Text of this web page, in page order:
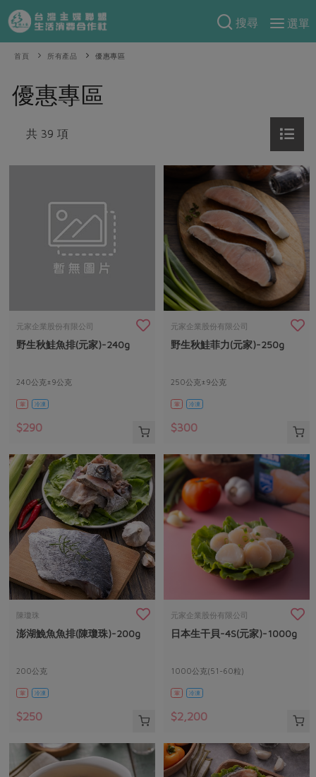
搜尋
選單
產品分類
當季蔬果
一籃菜
芽苗類
奶蛋豆・五穀
乳製品
米麵雜糧
水畜加工品
調理食材・點心
調味醬料/南北貨 烘焙
保健食品
居家好物
美妝保養 個人清潔
家庭清潔
日用品
素食專區
樂齡友善
食譜料理
料理方式
醬料
湯品．鍋物
涼拌沙拉
飲品
主題食譜
異國料理
年菜食譜
高麗菜海鮮煎餅
防災用品預購圓滿結束
2026年端午節預購圓滿結束
更多預購活動
合作25-經典快閃最後一週
合作25-精選產品第三彈
更多當季產品
議題活動
主婦聯盟X樂齡網特約優惠案
30%rPET紅烏龍茶
2024農業發展計畫年度報告
更多議題活動
把最好的台灣味帶回家！
一籃菜真心話
社內大小事 合作聯合國
產品故事 生活提案
親子食育
廚房瑜伽
減硝酸鹽
減添加物 減塑減廢
公益金 食農教育
更多議題
生活者e週報
綠主張月刊
認識合作社
員工與求才
自主把關
檢驗報告
硝酸鹽檢驗
社員權益
合作社法規
社務專區
選舉專區
媒體報導
地區活動
活動報下載
重要公告
首頁 所有產品 優惠專區
優惠專區
共 39 項
元家企業股份有限公司
野生秋鮭魚排(元家)-240g
240公克±9公克
葷 冷凍
$290
元家企業股份有限公司
野生秋鮭菲力(元家)-250g
250公克±9公克
葷 冷凍
$300
陳瓊珠
澎湖鮸魚魚排(陳瓊珠)-200g
200公克
葷 冷凍
$250
元家企業股份有限公司
日本生干貝-4S(元家)-1000g
1000公克(51-60粒)
葷 冷凍
$2,200